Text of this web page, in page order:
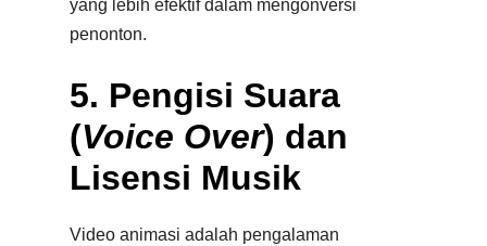
yang lebih efektif dalam mengonversi
penonton.​
5. Pengisi Suara
(Voice Over) dan
Lisensi Musik
Video animasi adalah pengalaman